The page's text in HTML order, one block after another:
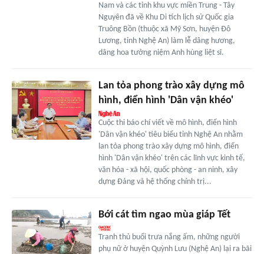
Nam và các tỉnh khu vực miền Trung - Tây
Nguyên đã về Khu Di tích lịch sử Quốc gia
Truông Bồn (thuộc xã Mỹ Sơn, huyện Đô
Lương, tỉnh Nghệ An) làm lễ dâng hương,
dâng hoa tưởng niệm Anh hùng liệt sĩ.
Lan tỏa phong trào xây dựng mô
hình, điển hình 'Dân vận khéo'
Cuộc thi báo chí viết về mô hình, điển hình
'Dân vận khéo' tiêu biểu tỉnh Nghệ An nhằm
lan tỏa phong trào xây dựng mô hình, điển
hình 'Dân vận khéo' trên các lĩnh vực kinh tế,
văn hóa - xã hội, quốc phòng - an ninh, xây
dựng Đảng và hệ thống chính trị...
Bới cát tìm ngao mùa giáp Tết
Tranh thủ buổi trưa nắng ấm, những người
phụ nữ ở huyện Quỳnh Lưu (Nghệ An) lại ra bãi